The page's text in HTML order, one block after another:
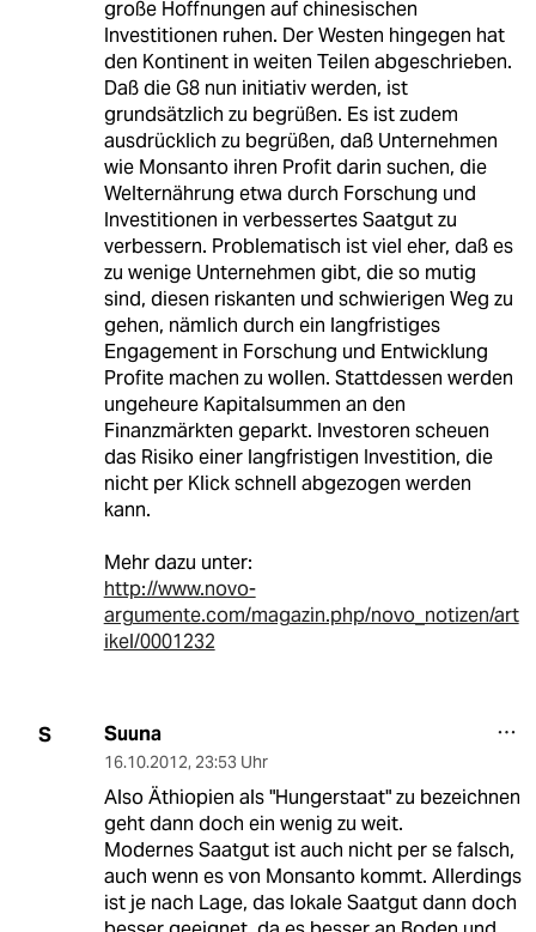
große Hoffnungen auf chinesischen
Investitionen ruhen. Der Westen hingegen hat
den Kontinent in weiten Teilen abgeschrieben.
Daß die G8 nun initiativ werden, ist
grundsätzlich zu begrüßen. Es ist zudem
ausdrücklich zu begrüßen, daß Unternehmen
wie Monsanto ihren Profit darin suchen, die
Welternährung etwa durch Forschung und
Investitionen in verbessertes Saatgut zu
verbessern. Problematisch ist viel eher, daß es
zu wenige Unternehmen gibt, die so mutig
sind, diesen riskanten und schwierigen Weg zu
gehen, nämlich durch ein langfristiges
Engagement in Forschung und Entwicklung
Profite machen zu wollen. Stattdessen werden
ungeheure Kapitalsummen an den
Finanzmärkten geparkt. Investoren scheuen
das Risiko einer langfristigen Investition, die
nicht per Klick schnell abgezogen werden
kann.
Mehr dazu unter:
http://www.novo-
argumente.com/magazin.php/novo_notizen/art
ikel/0001232
S Suuna
16.10.2012, 23:53 Uhr
Also Äthiopien als "Hungerstaat" zu bezeichnen
geht dann doch ein wenig zu weit.
Modernes Saatgut ist auch nicht per se falsch,
auch wenn es von Monsanto kommt. Allerdings
ist je nach Lage, das lokale Saatgut dann doch